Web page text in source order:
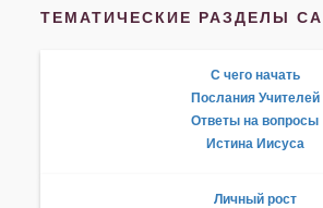
ТЕМАТИЧЕСКИЕ РАЗДЕЛЫ
С чего начать
Послания Учителей
Ответы на вопросы
Истина Иисуса
Личный рост